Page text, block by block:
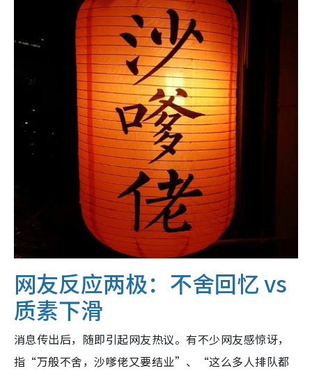
网友反应两极：不舍回忆 vs
质素下滑
消息传出后，随即引起网友热议。有不少网友感惊讶，
指“万般不舍，沙嗲佬又要结业”、“这么多人排队都